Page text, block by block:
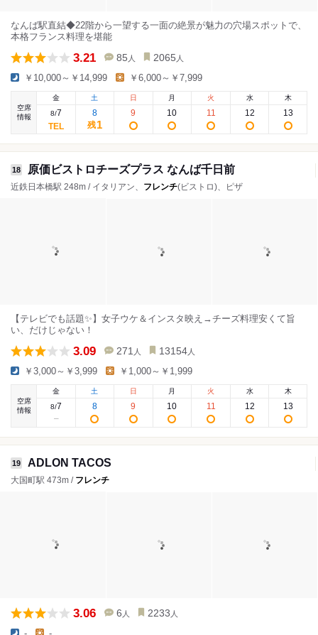
なんば駅直結◆22階から一望する一面の絶景が魅力の穴場スポットで、
本格フランス料理を堪能
3.21 85 人 2065 人
￥10,000～￥14,999 ￥6,000～￥7,999
空席
情報
金
8/7
土
8
残1
日
9
月
10
火
11
水
12
木
13
18 原価ビストロチーズプラス なんば千日前
近鉄日本橋駅 248m / イタリアン、 フレンチ(ビストロ)、ピザ
【テレビでも話題✨】女子ウケ＆インスタ映え→チーズ料理安くて旨
い、だけじゃない！
3.09 271 人 13154 人
￥3,000～￥3,999 ￥1,000～￥1,999
空席
情報
金
8/7
土
8
日
9
月
10
火
11
水
12
木
13
19 ADLON TACOS
大国町駅 473m / フレンチ
3.06 6 人 2233 人